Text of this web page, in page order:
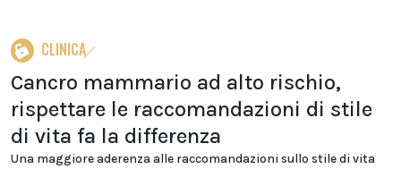
CLINICA
Cancro mammario ad alto rischio,
rispettare le raccomandazioni di stile
di vita fa la differenza
Una maggiore aderenza alle raccomandazioni sullo stile di vita